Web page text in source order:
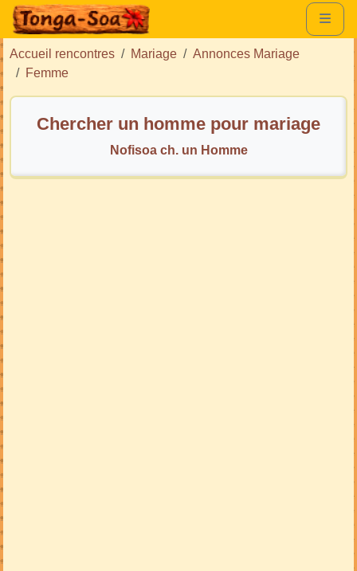
Accueil rencontres Mariage
Annonces Mariage
Femme
Chercher un homme pour mariage
Nofisoa ch. un Homme